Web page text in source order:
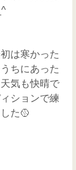
は寒かった
ちにあった
気も快晴で
ションで練
た🥎